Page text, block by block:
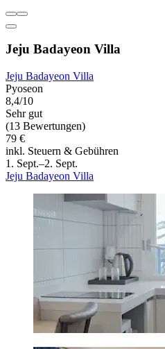
Jeju Badayeon Villa
Jeju Badayeon Villa
Pyoseon
8,4/10
Sehr gut
(13 Bewertungen)
79 €
inkl. Steuern & Gebühren
1. Sept.–2. Sept.
Jeju Badayeon Villa